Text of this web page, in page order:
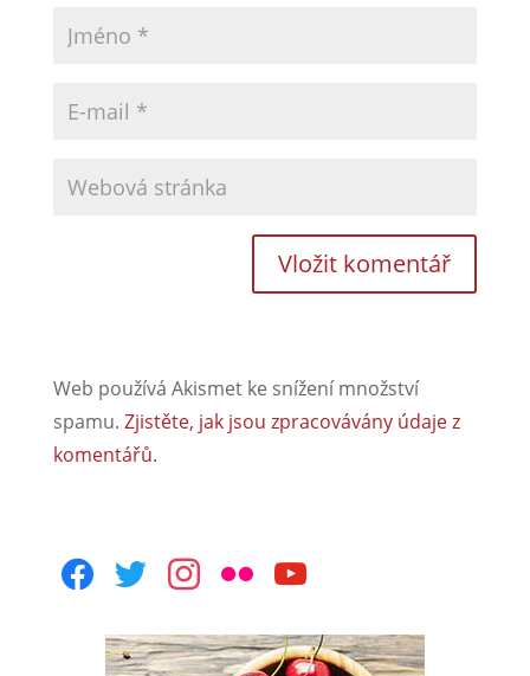
Web používá Akismet ke snížení množství
spamu. Zjistěte, jak jsou zpracovávány údaje z
komentářů.
facebooktwitterinstagram
flickr youtube